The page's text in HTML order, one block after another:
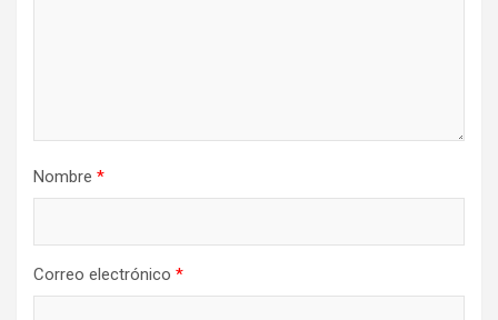
Nombre *
Correo electrónico *